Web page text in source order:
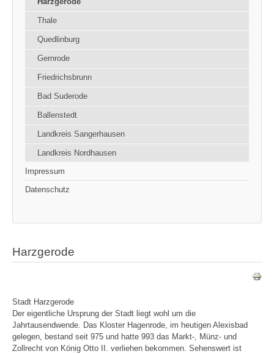
Thale
Quedlinburg
Gernrode
Friedrichsbrunn
Bad Suderode
Ballenstedt
Landkreis Sangerhausen
Landkreis Nordhausen
Impressum
Datenschutz
Harzgerode
Stadt Harzgerode
Der eigentliche Ursprung der Stadt liegt wohl um die
Jahrtausendwende. Das Kloster Hagenrode, im heutigen Alexisbad
gelegen, bestand seit 975 und hatte 993 das Markt-, Münz- und
Zollrecht von König Otto II. verliehen bekommen. Sehenswert ist